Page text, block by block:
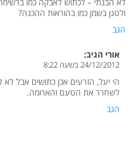
ולטגן בשמן כמו בהוראות ההכנה?
הגב
אורי הגיב:
24/12/2012 בשעה 8:22
הי יעל, הזרעים אכן כתושים אבל לא
לשחרר את הטעם והארומה.
הגב